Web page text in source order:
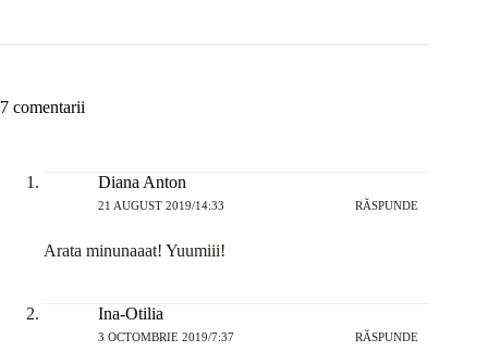
7 comentarii
Diana Anton
21 AUGUST 2019/14:33 RĂSPUNDE
Arata minunaaat! Yuumiii!
Ina-Otilia
3 OCTOMBRIE 2019/7:37 RĂSPUNDE